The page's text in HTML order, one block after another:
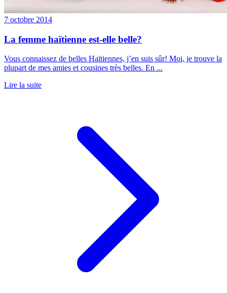
7 octobre 2014
La femme haïtienne est-elle belle?
Vous connaissez de belles Haïtiennes, j’en suis sûr! Moi, je trouve la
plupart de mes amies et cousines très belles. En ...
Lire la suite